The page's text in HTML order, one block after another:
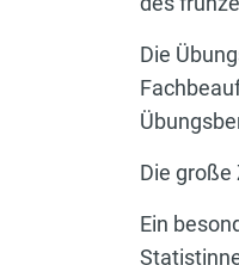
Die
Die große
Ein